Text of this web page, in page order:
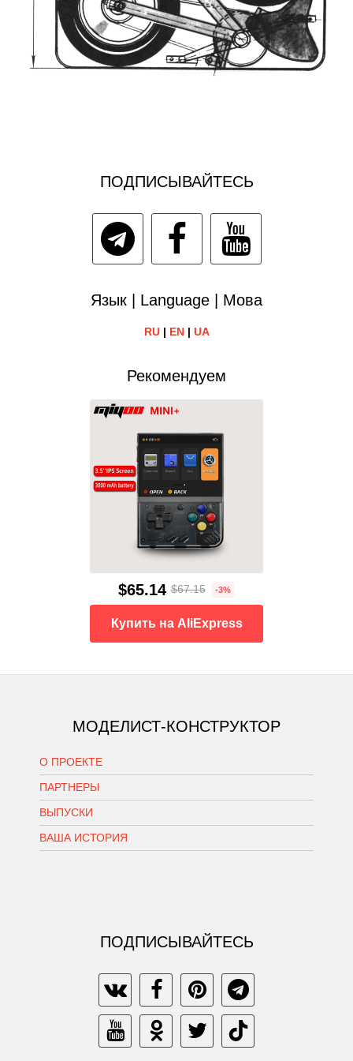
ПОДПИСЫВАЙТЕСЬ
Язык | Language | Мова
RU| EN| UA
Рекомендуем
$65.14 $67.15 -3%
Купить на AliExpress
МОДЕЛИСТ-КОНСТРУКТОР
О ПРОЕКТЕ
ПАРТНЕРЫ
ВЫПУСКИ
ВАША ИСТОРИЯ
ПОДПИСЫВАЙТЕСЬ